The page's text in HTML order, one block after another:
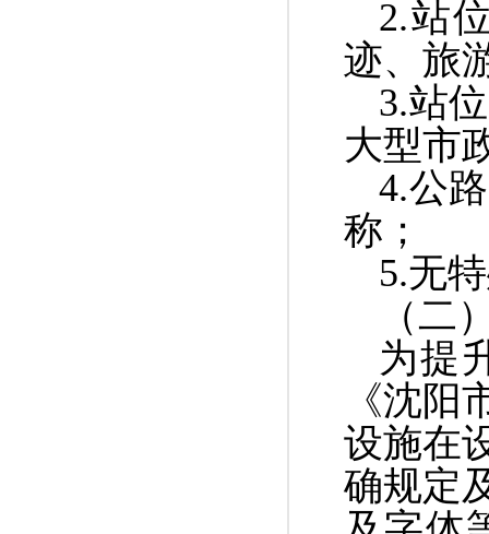
2.站
迹、旅
3.站
大型市
4.公
称；
5.无
（二
为提
《沈
设施在
确规定